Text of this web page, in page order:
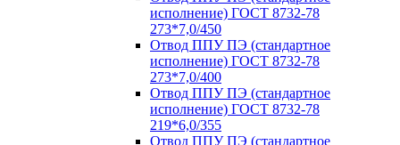
исполнение) ГОСТ 8732-78
273*7,0/450
Отвод ППУ ПЭ (стандартное
исполнение) ГОСТ 8732-78
273*7,0/400
Отвод ППУ ПЭ (стандартное
исполнение) ГОСТ 8732-78
219*6,0/355
Отвод ППУ ПЭ (стандартное